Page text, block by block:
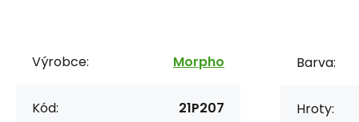
Výrobce: Morpho
Kód: 21P207
Barva:
Hroty: